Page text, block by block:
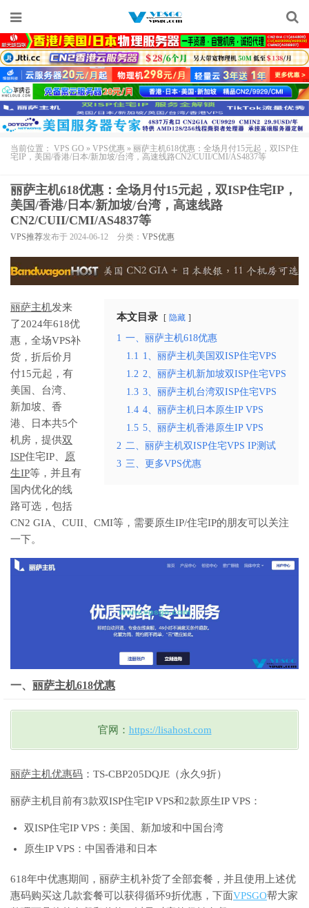
当前位置： VPS GO » VPS优惠 » 丽萨主机618优惠：全场月付15元起，双ISP住
宅IP，美国/香港/日本/新加坡/台湾，高速线路CN2/CUII/CMI/AS4837等
丽萨主机618优惠：全场月付15元起，双ISP住宅IP，
美国/香港/日本/新加坡/台湾，高速线路
CN2/CUII/CMI/AS4837等
VPS推荐发布于 2024-06-12 分类： VPS优惠
本文目录 隐藏
1 一、丽萨主机618优惠
1.1 1、丽萨主机美国双ISP住宅VPS
1.2 2、丽萨主机新加坡双ISP住宅VPS
1.3 3、丽萨主机台湾双ISP住宅VPS
1.4 4、丽萨主机日本原生IP VPS
1.5 5、丽萨主机香港原生IP VPS
2 二、丽萨主机双ISP住宅VPS IP测试
3 三、更多VPS优惠
丽萨主机发来
了2024年618优
惠，全场VPS补
货，折后价月
付15元起，有
美国、台湾、
新加坡、香
港、日本共5个
机房，提供双
ISP住宅IP、
原
生IP等，并且有
国内优化的线
路可选，包括
CN2 GIA、CUII、CMI等，需要原生IP/住宅IP的朋友可以关注
一下。
一、 丽萨主机618优惠
官网： https://lisahost.com
丽萨主机优惠码 ：TS-CBP205DQJE（永久9折）
丽萨主机目前有3款双ISP住宅IP VPS和2款原生IP VPS：
双ISP住宅IP VPS：美国、新加坡和中国台湾
原生IP VPS：中国香港和日本
618年中优惠期间，丽萨主机补货了全部套餐，并且使用上述优
惠码购买这几款套餐可以获得循环9折优惠，下面VPSGO帮大家